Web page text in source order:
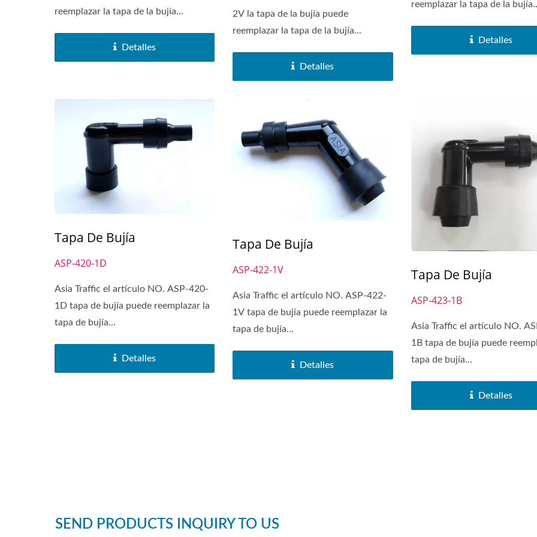
reemplazar la tapa de la bujía...
Detalles
2V la tapa de la bujía puede
reemplazar la tapa de la bujía...
Detalles
reemplazar la tapa de la
Detalles
Tapa De Bujía
ASP-420-1D
Asia Traffic el artículo NO. ASP-420-
1D tapa de bujía puede reemplazar la
tapa de bujía...
Detalles
Tapa De Bujía
ASP-422-1V
Asia Traffic el artículo NO. ASP-422-
1V tapa de bujía puede reemplazar la
tapa de bujía...
Detalles
Tapa De Bujía
ASP-423-1B
Asia Traffic el artículo NO.
1B tapa de bujía puede
tapa de bujía...
Detalles